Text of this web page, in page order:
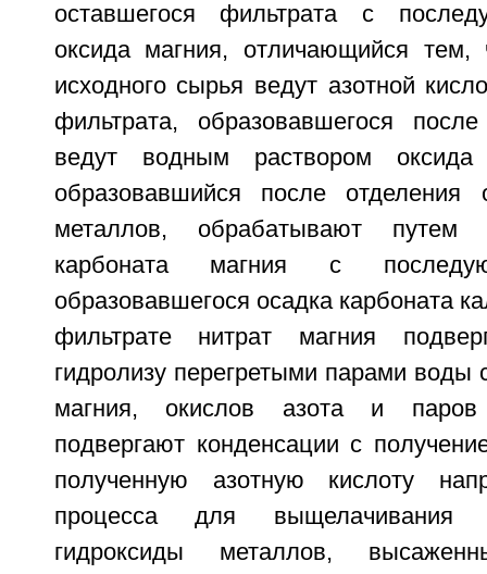
оставшегося фильтрата с
оксида магния, отличающийся тем,
исходного сырья ведут азотной
фильтрата, образовавшегося
ведут водным раствором оксида
образовавшийся после отделения
металлов, обрабатывают
карбоната магния с
образовавшегося осадка карбоната
фильтрате нитрат магния
гидролизу перегретыми парами воды
магния, окислов азота и
подвергают конденсации с
полученную азотную кислоту
процесса для выщелачивания
гидроксиды металлов,